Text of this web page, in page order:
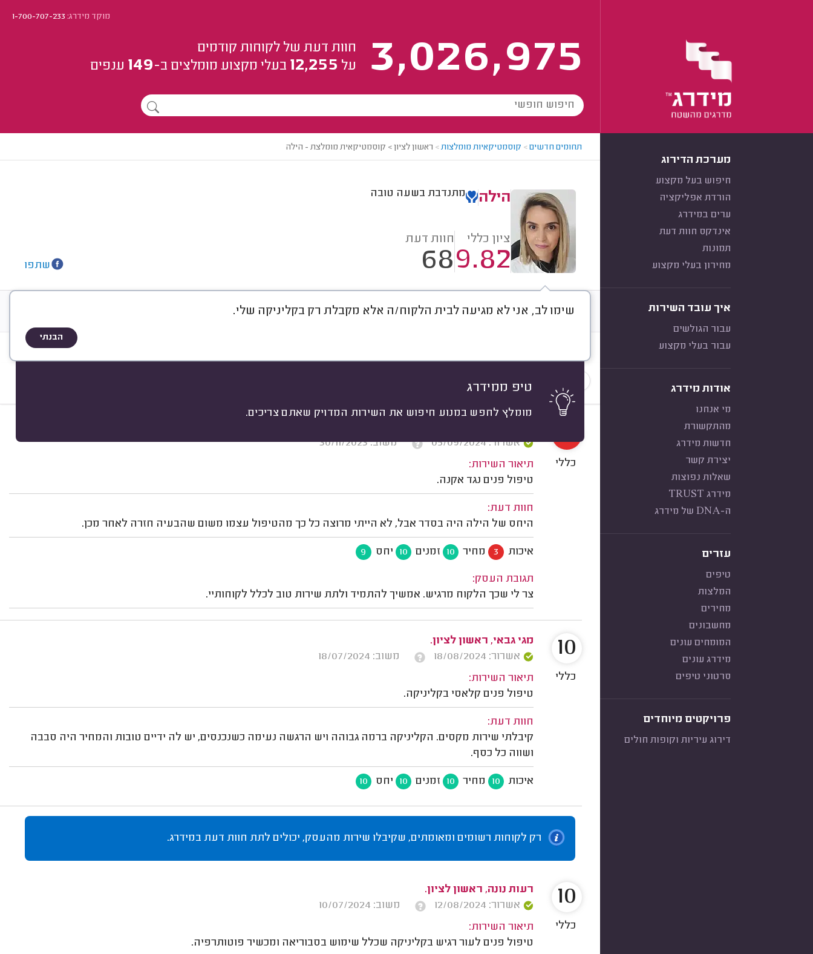
מוקד מידרג:1-700-707-233
3,026,975
חוות דעת של לקוחות קודמים
על 12,255 בעלי מקצוע מומלצים ב-149 ענפים
מערכת הדירוג
חיפוש בעל מקצוע
הורדת אפליקציה
ערים במידרג
אינדקס חוות דעת
תמונות
מחירון בעלי מקצוע
איך עובד השירות
עבור הגולשים
עבור בעלי מקצוע
אודות מידרג
מי אנחנו
מהתקשורת
חדשות מידרג
יצירת קשר
שאלות נפוצות
מידרג TRUST
ה-DNA של מידרג
עזרים
טיפים
המלצות
מחירים
מחשבונים
המומחים עונים
מידרג עונים
סרטוני טיפים
פרויקטים מיוחדים
דירוג עיריות וקופות חולים
תחומים חדשים> קוסמטיקאיות מומלצות> ראשון לציון > קוסמטיקאית מומלצת - הילה
הילה מתנדבת בשעה טובה
ציון כללי
9.82
חוות דעת
68 שתפו
שימו לב, אני לא מגיעה לבית הלקוח/ה אלא מקבלת רק בקליניקה שלי.
הבנתי
טיפ ממידרג
מומלץ לחפש במנוע חיפוש את השירות המדויק שאתם צריכים.
דברו איתי חוות דעת מחירים ממוצע גלריה
טיפולי פנים
אשרור: 05/09/2024
משוב: 30/11/2023
תיאור השירות:
טיפול פנים נגד אקנה.
חוות דעת:
היחס של הילה היה בסדר אבל, לא הייתי מרוצה כל כך מהטיפול עצמו משום שהבעיה חזרה לאחר מכן.
איכות 3 מחיר 10 זמנים 10 יחס 9
תגובת העסק:
צר לי שכך הלקוח מרגיש. אמשיך להתמיד ולתת שירות טוב לכלל לקוחותיי.
4
כללי
מגי גבאי, ראשון לציון.
אשרור: 18/08/2024
משוב: 18/07/2024
תיאור השירות:
טיפול פנים קלאסי בקליניקה.
חוות דעת:
קיבלתי שירות מקסים. הקליניקה ברמה גבוהה ויש הרגשה נעימה כשנכנסים, יש לה ידיים טובות והמחיר היה סבבה
ושווה כל כסף.
איכות 10 מחיר 10 זמנים 10 יחס 10
10
כללי
רק לקוחות רשומים ומאומתים, שקיבלו שירות מהעסק, יכולים לתת חוות דעת במידרג.
רעות נונה, ראשון לציון.
אשרור: 12/08/2024
משוב: 10/07/2024
תיאור השירות:
טיפול פנים לעור רגיש בקליניקה שכלל שימוש בסבוריאה ומכשיר פוטותרפיה.
10
כללי